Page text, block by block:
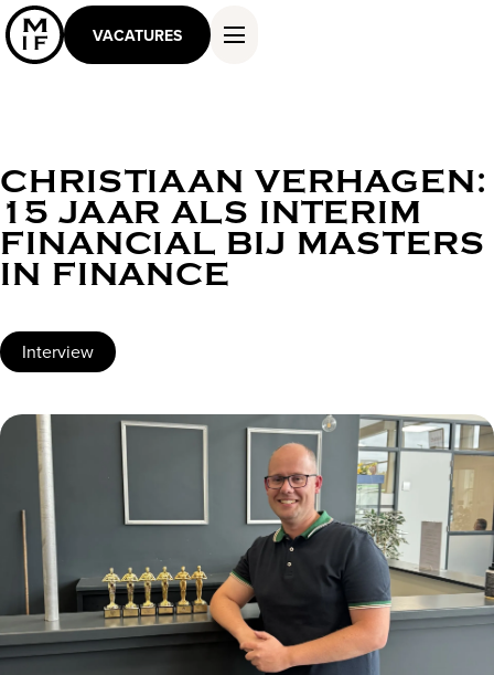
VACATURES
DIENSTEN EN OPLOSSINGEN
WERKEN ALS MASTER
KENNIS EN INSPIRATIE
OVER ONS
CHRISTIAAN VERHAGEN:
15 JAAR ALS INTERIM
FINANCIAL BIJ MASTERS
IN FINANCE
Interview